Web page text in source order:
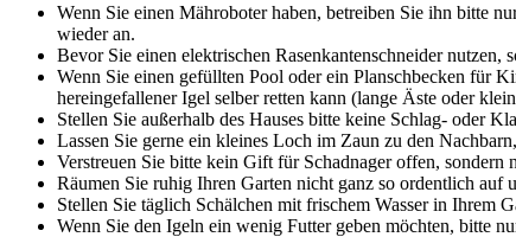
Wenn Sie einen Mähroboter haben, betreiben Sie ihn bitte
wieder an.
Bevor Sie einen elektrischen Rasenkantenschneider nutzen,
Wenn Sie einen gefüllten Pool oder ein Planschbecken für
hereingefallener Igel selber retten kann (lange Äste oder
Stellen Sie außerhalb des Hauses bitte keine Schlag- oder
Lassen Sie gerne ein kleines Loch im Zaun zu den
Verstreuen Sie bitte kein Gift für Schadnager offen,
Räumen Sie ruhig Ihren Garten nicht ganz so ordentlich auf
Stellen Sie täglich Schälchen mit frischem Wasser in Ihrem
Wenn Sie den Igeln ein wenig Futter geben möchten, bitte